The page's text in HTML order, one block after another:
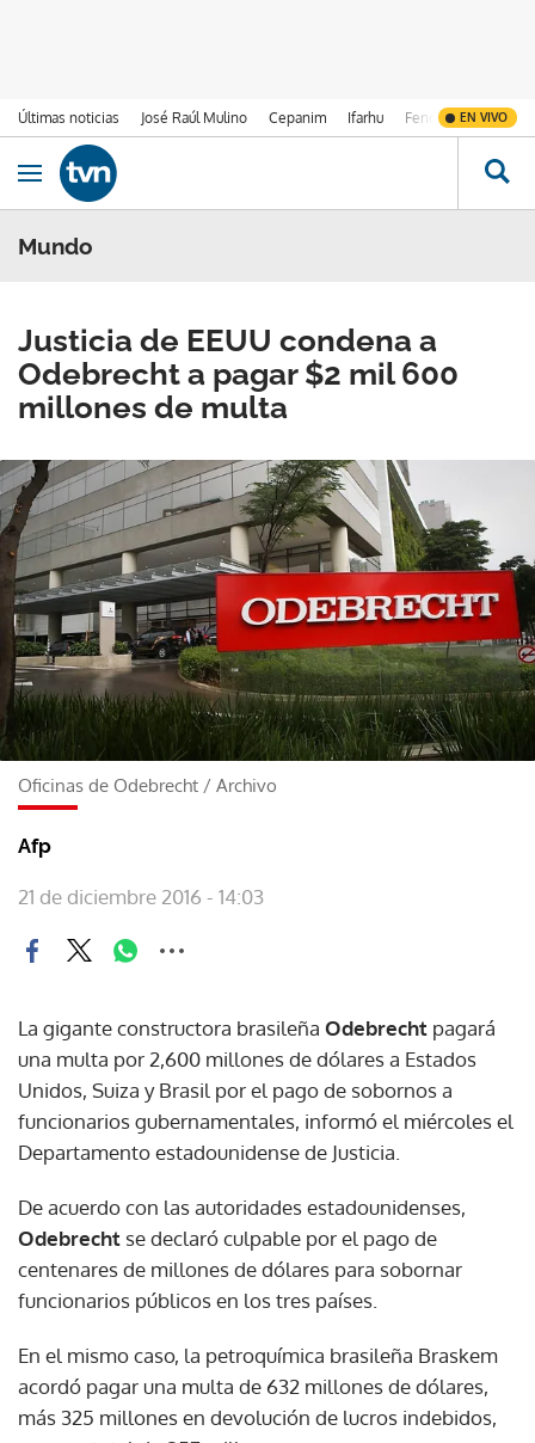
Últimas noticias José Raúl Mulino Cepanim Ifarhu Fenómeno de El
EN VIVO
Ir al contenido
Obrir navegació
Mundo
Justicia de EEUU condena a
Odebrecht a pagar $2 mil 600
millones de multa
Oficinas de Odebrecht / Archivo
Afp
21 de diciembre 2016 - 14:03
La gigante constructora brasileña Odebrecht pagará
una multa por 2,600 millones de dólares a Estados
Unidos, Suiza y Brasil por el pago de sobornos a
funcionarios gubernamentales, informó el miércoles el
Departamento estadounidense de Justicia.
De acuerdo con las autoridades estadounidenses,
Odebrecht se declaró culpable por el pago de
centenares de millones de dólares para sobornar
funcionarios públicos en los tres países.
En el mismo caso, la petroquímica brasileña Braskem
acordó pagar una multa de 632 millones de dólares,
más 325 millones en devolución de lucros indebidos,